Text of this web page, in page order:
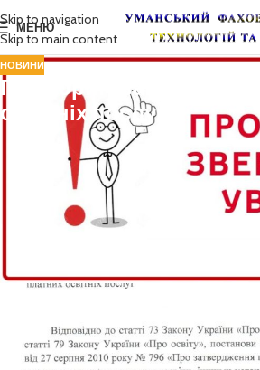
Skip to navigation
Skip to main content
МЕНЮ
НОВИНИ
Про коригування
освітніх послуг